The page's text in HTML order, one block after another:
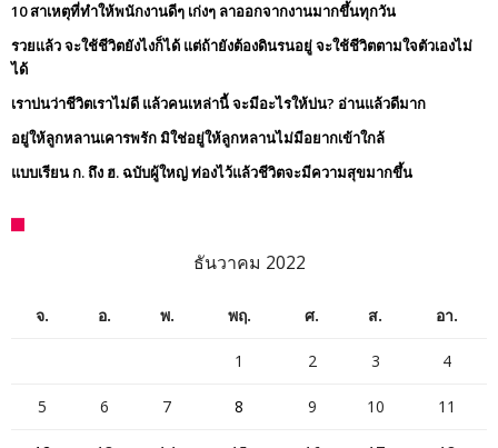
10 สาเหตุที่ทำให้พนักงานดีๆ เก่งๆ ลาออกจากงานมากขึ้นทุกวัน
รวยแล้ว จะใช้ชีวิตยังไงก็ได้ แต่ถ้ายังต้องดินรนอยู่ จะใช้ชีวิตตามใจตัวเองไม่
ได้
เราบ่นว่าชีวิตเราไม่ดี แล้วคนเหล่านี้ จะมีอะไรให้บ่น? อ่านแล้วดีมาก
อยู่ให้ลูกหลานเคารพรัก มิใช่อยู่ให้ลูกหลานไม่มีอยากเข้าใกล้
แบบเรียน ก. ถึง ฮ. ฉบับผู้ใหญ่ ท่องไว้แล้วชีวิตจะมีความสุขมากขึ้น
ธันวาคม 2022
จ. อ. พ. พฤ. ศ. ส. อา.
1 2 3 4
5 6 7 8 9 10 11